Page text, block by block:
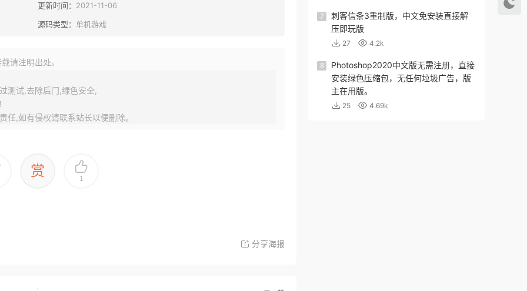
更新时间： 2021-11-06
源码类型： 单机游戏
请注明出处。
测试,去除后门,绿色安全,
任,如有侵权请联系站长以便删除。
赏 1
分享海报
7
刺客信条3重制版，中文免安装直接解
压即玩版
27 4.2k
8
Photoshop2020中文版无需注册，直接
安装绿色压缩包，无任何垃圾广告，版
主在用版。
25 4.69k